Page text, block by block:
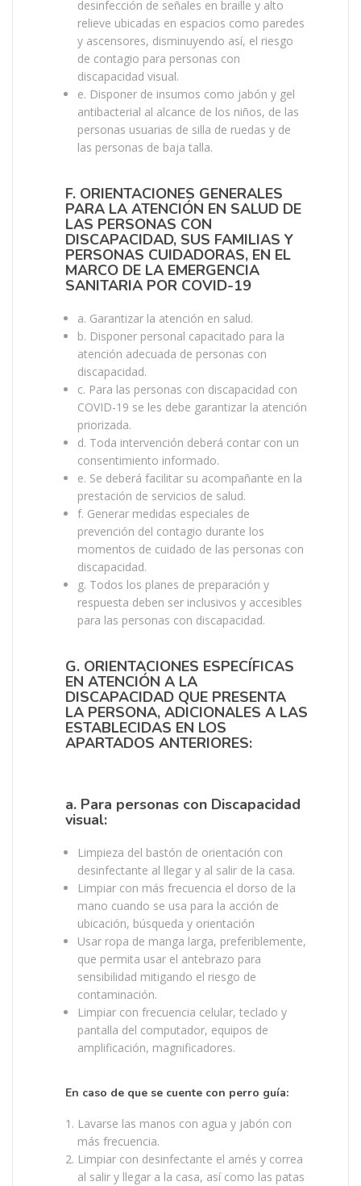
desinfección de señales en braille y alto
relieve ubicadas en espacios como paredes
y ascensores, disminuyendo así, el riesgo
de contagio para personas con
discapacidad visual.
e. Disponer de insumos como jabón y gel
antibacterial al alcance de los niños, de las
personas usuarias de silla de ruedas y de
las personas de baja talla.
F. ORIENTACIONES GENERALES
PARA LA ATENCIÓN EN SALUD DE
LAS PERSONAS CON
DISCAPACIDAD, SUS FAMILIAS Y
PERSONAS CUIDADORAS, EN EL
MARCO DE LA EMERGENCIA
SANITARIA POR COVID-19
a. Garantizar la atención en salud.
b. Disponer personal capacitado para la
atención adecuada de personas con
discapacidad.
c. Para las personas con discapacidad con
COVID-19 se les debe garantizar la atención
priorizada.
d. Toda intervención deberá contar con un
consentimiento informado.
e. Se deberá facilitar su acompañante en la
prestación de servicios de salud.
f. Generar medidas especiales de
prevención del contagio durante los
momentos de cuidado de las personas con
discapacidad.
g. Todos los planes de preparación y
respuesta deben ser inclusivos y accesibles
para las personas con discapacidad.
G. ORIENTACIONES ESPECÍFICAS
EN ATENCIÓN A LA
DISCAPACIDAD QUE PRESENTA
LA PERSONA, ADICIONALES A LAS
ESTABLECIDAS EN LOS
APARTADOS ANTERIORES:
a. Para personas con Discapacidad
visual:
Limpieza del bastón de orientación con
desinfectante al llegar y al salir de la casa.
Limpiar con más frecuencia el dorso de la
mano cuando se usa para la acción de
ubicación, búsqueda y orientación
Usar ropa de manga larga, preferiblemente,
que permita usar el antebrazo para
sensibilidad mitigando el riesgo de
contaminación.
Limpiar con frecuencia celular, teclado y
pantalla del computador, equipos de
amplificación, magnificadores.
En caso de que se cuente con perro guía:
Lavarse las manos con agua y jabón con
más frecuencia.
Limpiar con desinfectante el arnés y correa
al salir y llegar a la casa, así como las patas